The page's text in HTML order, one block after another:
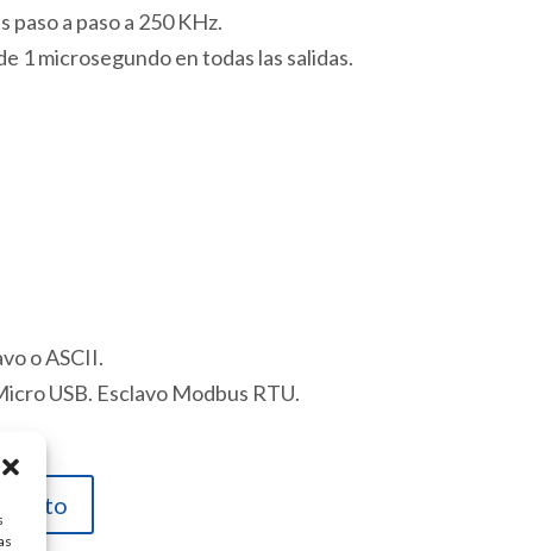
a paso a 250 KHz.
1 microsegundo en todas las salidas.
o ASCII.
USB. Esclavo Modbus RTU.